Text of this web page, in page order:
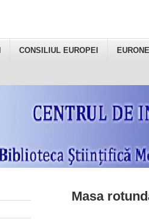
CONSILIUL EUROPEI
Masa